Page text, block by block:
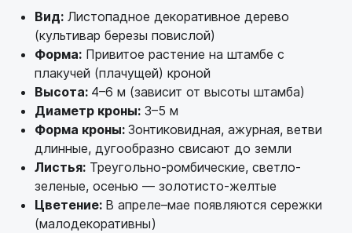
Вид: Листопадное декоративное дерево
(культивар березы повислой)
Форма: Привитое растение на штамбе с
плакучей (плачущей) кроной
Высота: 4–6 м (зависит от высоты штамба)
Диаметр кроны: 3–5 м
Форма кроны: Зонтиковидная, ажурная, ветви
длинные, дугообразно свисают до земли
Листья: Треугольно-ромбические, светло-
зеленые, осенью — золотисто-желтые
Цветение: В апреле–мае появляются сережки
(малодекоративны)